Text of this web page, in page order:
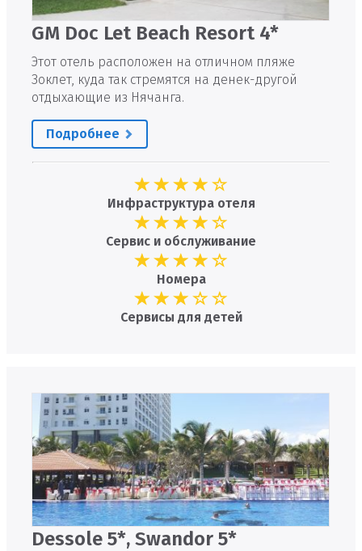
GM Doc Let Beach Resort 4*
Этот отель расположен на отличном пляже
Зоклет, куда так стремятся на денек-другой
отдыхающие из Нячанга.
Подробнее
Инфраструктура отеля
Сервис и обслуживание
Номера
Сервисы для детей
Dessole 5*, Swandor 5*